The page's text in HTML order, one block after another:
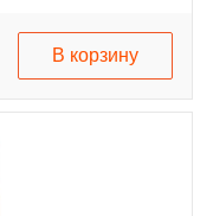
В корзину